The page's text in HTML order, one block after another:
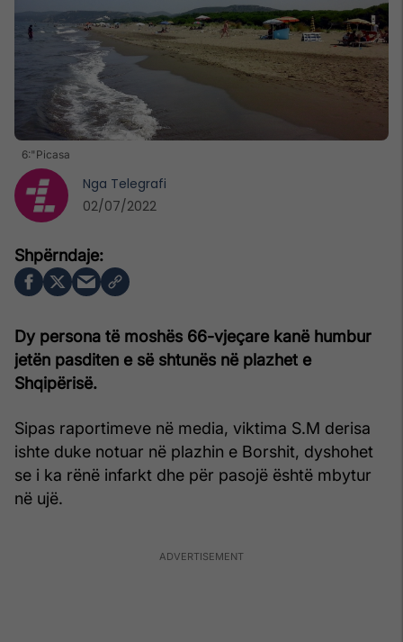
6:"Picasa
Dy persona të moshës 66-vjeçare kanë humbur
jetën pasditen e së shtunës në plazhet e
Shqipërisë.
Sipas raportimeve në media, viktima S.M derisa
ishte duke notuar në plazhin e Borshit, dyshohet
se i ka rënë infarkt dhe për pasojë është mbytur
në ujë.
Nga Telegrafi
02/07/2022